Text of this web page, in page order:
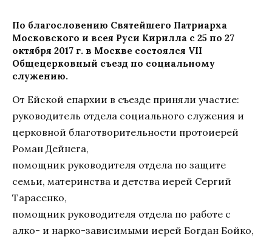
По благословению Святейшего Патриарха
Московского и всея Руси Кирилла с 25 по 27
октября 2017 г. в Москве состоялся VII
Общецерковный съезд по социальному
служению.
От Ейской епархии в съезде приняли участие:
руководитель отдела социального служения и
церковной благотворительности протоиерей
Роман Дейнега,
помощник руководителя отдела по защите
семьи, материнства и детства иерей Сергий
Тарасенко,
помощник руководителя отдела по работе с
алко- и нарко-зависимыми иерей Богдан Бойко,